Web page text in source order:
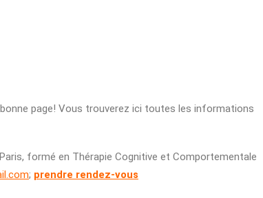
page! Vous trouverez ici toutes les informations
formé en Thérapie Cognitive et Comportementale
; prendre rendez-vous